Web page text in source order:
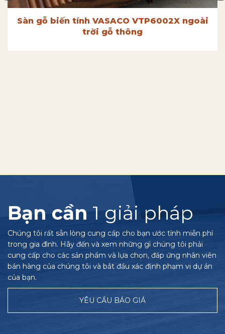
Sàn gỗ biến tính VASACO VTP6002X ngoài
trời gỗ thông
Bạn cần 1 giải pháp
Chúng tôi rất sẵn lòng cung cấp cho bạn ước tính miễn phí
trong gia đình. Hãy đến và xem những gì chúng tôi phải
cung cấp cho các sản phẩm và lựa chọn, đáp ứng nhân viên
bán hàng của chúng tôi và bắt đầu xác định phạm vi dự án
của bạn.
YÊU CẦU BÁO GIÁ